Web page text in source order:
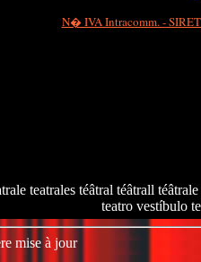
N� IVA Intracomm. -
teatrales téâtral téâtrall
teatro vestíbulo
mise à jour